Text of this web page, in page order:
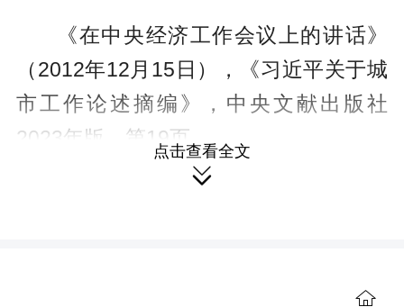
《在中央经济工作会议上的讲话》
（2012年12月15日），《习近平关于城
市工作论述摘编》，中央文献出版社
2023年版，第19页
点击查看全文
